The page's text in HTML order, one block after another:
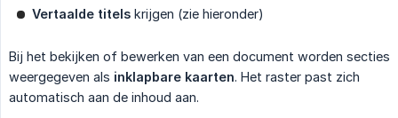
Vertaalde titels krijgen (zie hieronder)
Bij het bekijken of bewerken van een document worden secties
weergegeven als inklapbare kaarten. Het raster past zich
automatisch aan de inhoud aan.